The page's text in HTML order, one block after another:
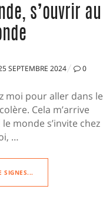
s’ouvrir au
SEPTEMBRE 2024 0
moi pour aller dans le
Cela m’arrive
monde s’invite chez
…
SIGNES...